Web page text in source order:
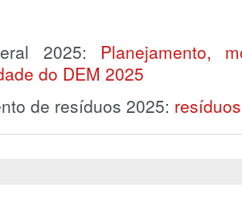
2025: Planejamento,
do DEM 2025
de resíduos 2025: